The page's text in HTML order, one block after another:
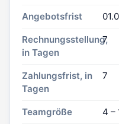
Angebotsfrist
Rechnungsstellung,
in Tagen
7
Zahlungsfrist, in
Tagen
7
Teamgröße 4 –